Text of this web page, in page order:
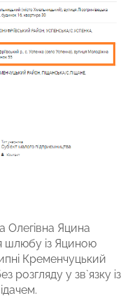
Олегівна Яцина
шлюбу із Яциною
Кременчуцький
розгляду у зв`язку із